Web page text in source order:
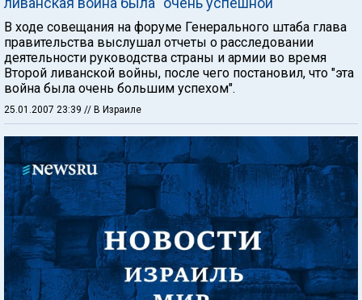
В ходе совещания на форуме Генерального штаба глава
правительства выслушал отчеты о расследовании
деятельности руководства страны и армии во время
Второй ливанской войны, после чего постановил, что "эта
война была очень большим успехом".
25.01.2007 23:39 // В Израиле